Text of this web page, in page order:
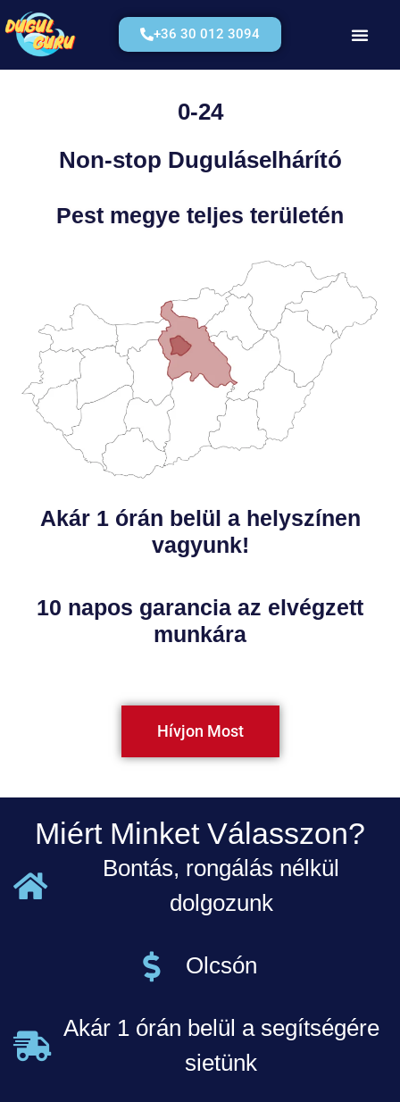
+36 30 012 3094
0-24
Non-stop Duguláselhárító
Pest megye teljes területén
Akár 1 órán belül a helyszínen
vagyunk!
10 napos garancia az elvégzett
munkára
Hívjon Most
Miért Minket Válasszon?
Bontás, rongálás nélkül
dolgozunk
Olcsón
Akár 1 órán belül a segítségére
sietünk